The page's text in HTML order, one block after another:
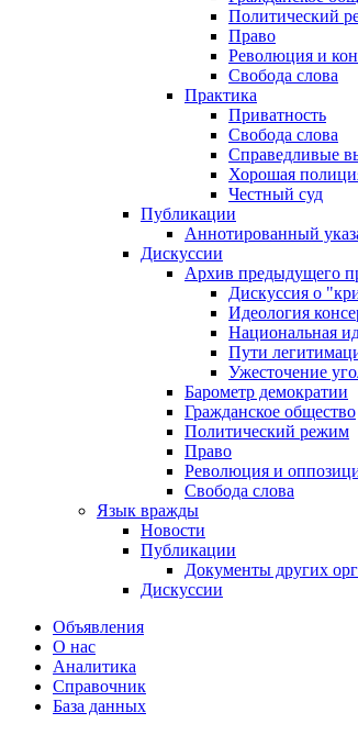
Политический
Право
Революция и
Свобода слова
Практика
Приватность
Свобода слова
Справедливые
Хорошая
Честный суд
Публикации
Аннотированный
Дискуссии
Архив предыдущего
Дискуссия о
Идеология
Национальная
Пути
Ужесточение
Барометр демократии
Гражданское общество
Политический режим
Право
Революция и
Свобода слова
Язык вражды
Новости
Публикации
Документы других
Дискуссии
Объявления
О нас
Аналитика
Справочник
База данных